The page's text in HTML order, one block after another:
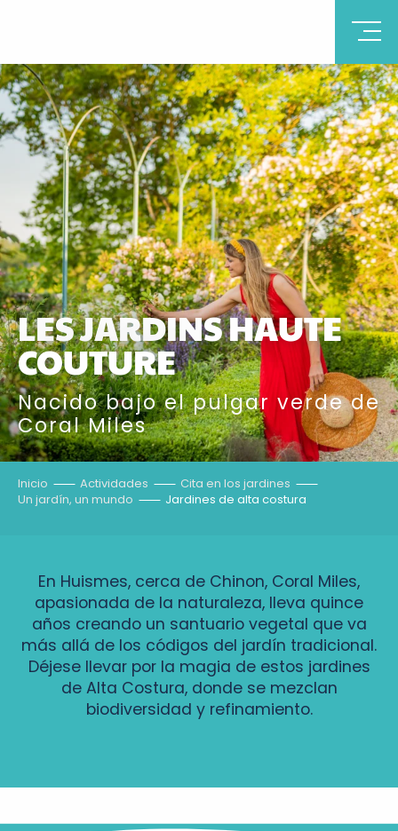
LES JARDINS HAUTE
COUTURE
Nacido bajo el pulgar verde de
Coral Miles
Inicio Actividades
Cita en los jardines
Un jardín, un mundo
Jardines de alta costura
En Huismes, cerca de Chinon, Coral Miles,
apasionada de la naturaleza, lleva quince
años creando un santuario vegetal que va
más allá de los códigos del jardín tradicional.
Déjese llevar por la magia de estos jardines
de Alta Costura, donde se mezclan
biodiversidad y refinamiento.